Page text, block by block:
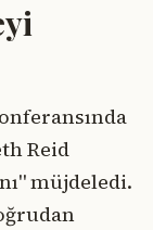
Reid
müjdeledi.